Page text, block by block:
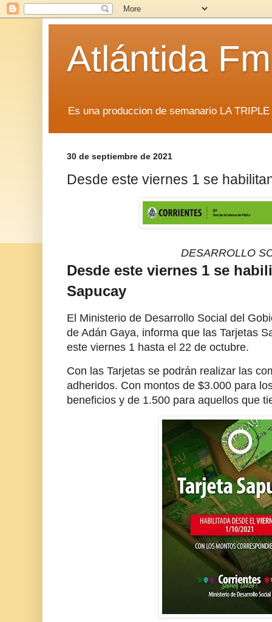
Atlántida
Es una produccion de semanario LA
30 de septiembre de 2021
Desde este viernes 1 se
DESARROLLO
Desde este viernes 1 se
Sapucay
El Ministerio de Desarrollo Social del
de Adán Gaya, informa que las Tarjetas
este viernes 1 hasta el 22 de octubre.
Con las Tarjetas se podrán realizar las
adheridos. Con montos de $3.000 para
beneficios y de 1.500 para aquellos que